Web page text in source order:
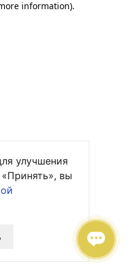
information).
улучшения
вы